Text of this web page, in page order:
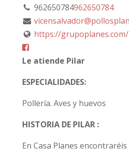
962650784962650784
https://grupoplanes.com/
Le atiende Pilar
ESPECIALIDADES:
Pollería. Aves y huevos
HISTORIA DE PILAR :
En Casa Planes